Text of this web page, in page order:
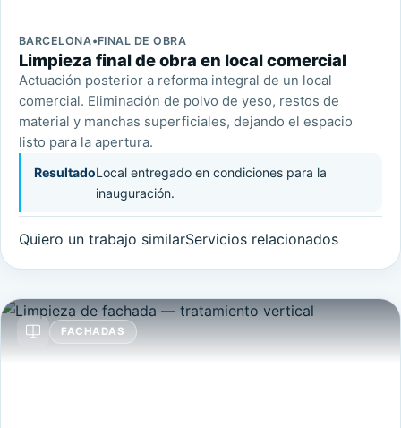
BARCELONA•FINAL DE OBRA
Limpieza final de obra en local comercial
Actuación posterior a reforma integral de un local
comercial. Eliminación de polvo de yeso, restos de
material y manchas superficiales, dejando el espacio
listo para la apertura.
ResultadoLocal entregado en condiciones para la
inauguración.
Quiero un trabajo similarServicios relacionados
FACHADAS